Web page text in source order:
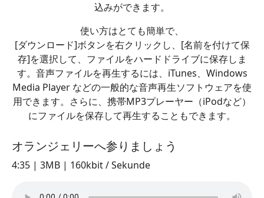
込みができます。
使い方はとても簡単で、
[ダウンロード]ボタンを右クリックし、[名前を付けて保
存]を選択して、ファイルをハードドライブに保存しま
す。音声ファイルを再生するには、iTunes、Windows
Media Player などの一般的な音声再生ソフトウェアを使
用できます。さらに、携帯MP3プレーヤー（iPodなど）
にファイルを保存して再生することもできます。
オランジェリーへ参りましょう
4:35 | 3MB | 160kbit / Sekunde